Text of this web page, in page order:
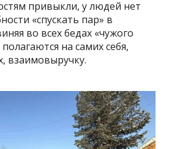
привыкли, у людей нет
«спускать пар» в
во всех бедах «чужого
на самих себя,
взаимовыручку.